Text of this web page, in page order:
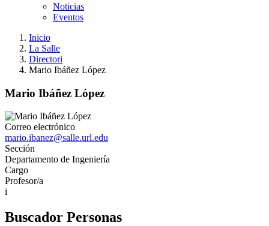
Noticias
Eventos
Inicio
La Salle
Directori
Mario Ibáñez López
Mario Ibáñez López
Correo electrónico
mario.ibanez@salle.url.edu
Sección
Departamento de Ingeniería
Cargo
Profesor/a
i
Buscador Personas